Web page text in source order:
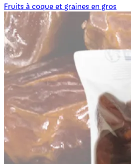
Fruits à coque et graines en gros